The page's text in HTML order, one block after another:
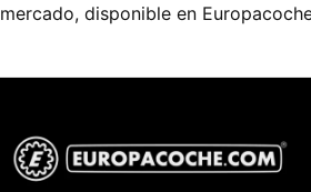
mercado, disponible en